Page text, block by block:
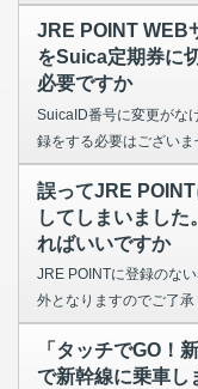
JRE POINT WEB
をSuica定期券に
必要ですか
SuicaID番号に変更がな
録をする必要はございま
誤ってJRE
してしまいまし
ればいいですか
JRE POINTに登録のな
外となりますのでご了承
「タッチでGO！
で新幹線に乗車し